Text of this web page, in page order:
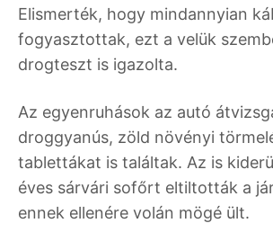
Elismerték, hogy mindannyian
fogyasztottak, ezt a velük
drogteszt is igazolta.
Az egyenruhások az autó
droggyanús, zöld növényi
tablettákat is találtak. Az is
éves sárvári sofőrt eltiltották a
ennek ellenére volán mögé ült.